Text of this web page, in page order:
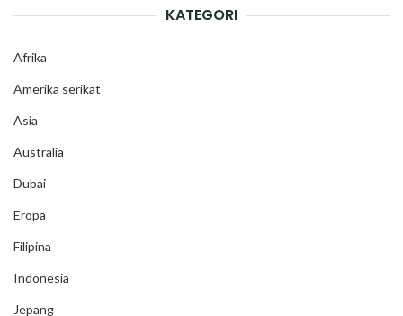
KATEGORI
Afrika
Amerika serikat
Asia
Australia
Dubai
Eropa
Filipina
Indonesia
Jepang